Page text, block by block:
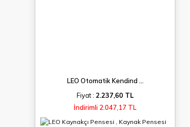
LEO Otomatik Kendind ...
Fiyat : 2.237,60 TL
İndirimli 2.047,17 TL